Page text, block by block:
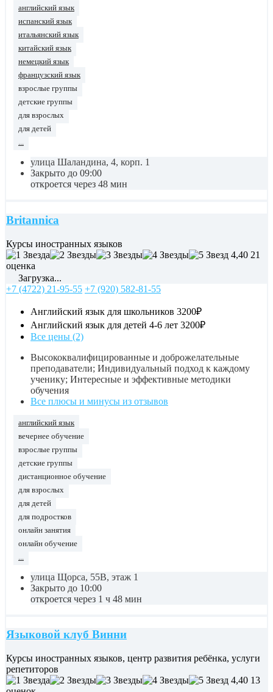
английский язык
испанский язык
итальянский язык
китайский язык
немецкий язык
французский язык
взрослые группы
детские группы
для взрослых
для детей
...
улица Шаландина, 4, корп. 1
Закрыто до 09:00
откроется через 48 мин
Britannica
Курсы иностранных языков
4,40 21
оценка
Загрузка...
+7 (4722) 21-95-55 +7 (920) 582-81-55
Английский язык для школьников 3200₽
Английский язык для детей 4-6 лет 3200₽
Все цены (2)
Высококвалифицированные и доброжелательные
преподаватели; Индивидуальный подход к каждому
ученику; Интересные и эффективные методики
обучения
Все плюсы и минусы из отзывов
английский язык
вечернее обучение
взрослые группы
детские группы
дистанционное обучение
для взрослых
для детей
для подростков
онлайн занятия
онлайн обучение
улица Щорса, 55В, этаж 1
Закрыто до 10:00
откроется через 1 ч 48 мин
Языковой клуб Винни
Курсы иностранных языков, центр развития ребёнка, услуги
репетиторов
4,40 13